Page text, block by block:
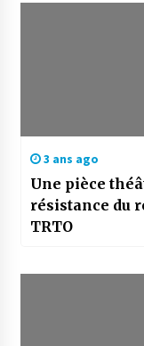
3 ans ago
Une pièce
résistance du
TRTO